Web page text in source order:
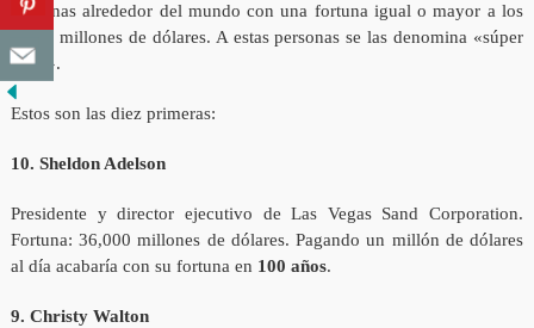
personas alrededor del mundo con una fortuna igual o mayor a los
1,000 millones de dólares. A estas personas se las denomina «súper
ricos».
Estos son las diez primeras:
10. Sheldon Adelson
Presidente y director ejecutivo de Las Vegas Sand Corporation.
Fortuna: 36,000 millones de dólares. Pagando un millón de dólares
al día acabaría con su fortuna en 100 años.
9. Christy Walton